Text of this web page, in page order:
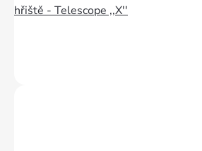
hřiště - Telescope ,,X''